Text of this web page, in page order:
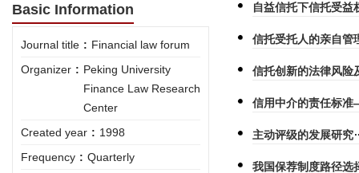
Basic Information
Journal title : Financial law forum
Organizer : Peking University
Finance Law Research
Center
Created year : 1998
Frequency : Quarterly
自益信托下信托受
信托受托人的亲自管
信托创新的法律风
信用中介的责任标
主动评级的发展研究
我国保荐制度路径